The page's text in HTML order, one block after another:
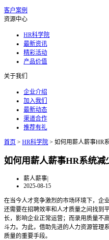
客户案例
资源中心
HR科学院
最新资讯
精彩活动
产品价值
关于我们
企业介绍
加入我们
最新动态
渠道合作
推荐有礼
首页 > HR科学院 > 如何用薪人薪事HR
如何用薪人薪事HR系统
薪人薪事|
2025-08-15
在当今人才竞争激烈的市场环境下，企
还需要在招聘效率和人才质量之间找到
长，影响企业正常运营；而录用质量不
斗力。为此，借助先进的人力资源管理
质量的重要手段。